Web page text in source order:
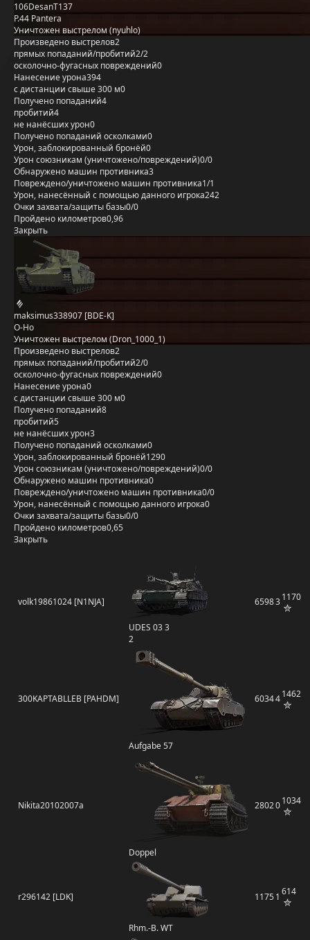
106DesanT137
P.44 Pantera
Уничтожен выстрелом (nyuhlo)
Произведено выстрелов2
прямых попаданий/пробитий2/2
осколочно-фугасных повреждений0
Нанесение урона394
с дистанции свыше 300 м0
Получено попаданий4
пробитий4
не нанёсших урон0
Получено попаданий осколками0
Урон, заблокированный бронёй0
Урон союзникам (уничтожено/повреждений)0/0
Обнаружено машин противника3
Повреждено/уничтожено машин противника1/1
Урон, нанесённый с помощью данного игрока242
Очки захвата/защиты базы0/0
Пройдено километров0,96
Закрыть
maksimus338907 [BDE-K]
O-Ho
Уничтожен выстрелом (Dron_1000_1)
Произведено выстрелов2
прямых попаданий/пробитий2/0
осколочно-фугасных повреждений0
Нанесение урона0
с дистанции свыше 300 м0
Получено попаданий8
пробитий5
не нанёсших урон3
Получено попаданий осколками0
Урон, заблокированный бронёй1290
Урон союзникам (уничтожено/повреждений)0/0
Обнаружено машин противника0
Повреждено/уничтожено машин противника0/0
Урон, нанесённый с помощью данного игрока0
Очки захвата/защиты базы0/0
Пройдено километров0,65
Закрыть
volk19861024 [N1NJA]
UDES 03 3
2
659831170
300KAPTABLLEB [PAHDM]
Aufgabe 57
603441462
Nikita20102007a
Doppel
280201034
r296142 [LDK]
Rhm.-B. WT
11751 614